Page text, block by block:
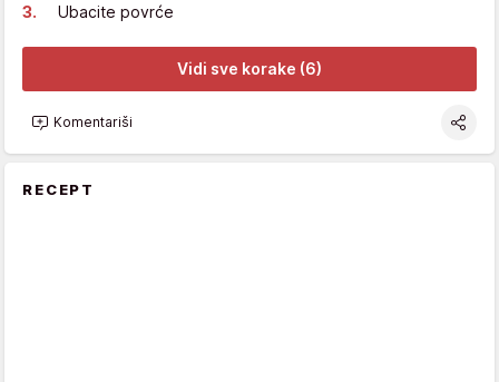
Ubacite povrće
Vidi sve korake (6)
Komentariši
RECEPT